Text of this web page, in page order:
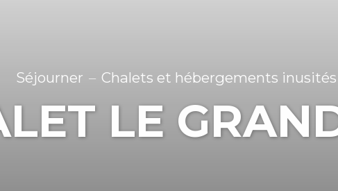
Séjourner Chalets et hébergements inusités
LE